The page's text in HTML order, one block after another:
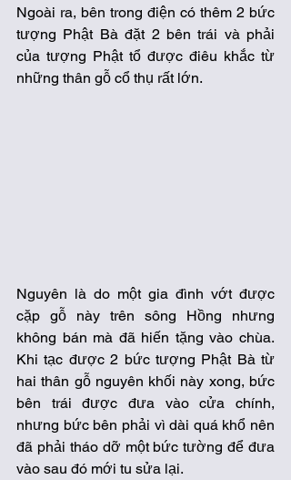
Ngoài ra, bên trong điện có thêm 2 bức
tượng Phật Bà đặt 2 bên trái và phải
của tượng Phật tổ được điêu khắc từ
những thân gỗ cổ thụ rất lớn.
Nguyên là do một gia đình vớt được
cặp gỗ này trên sông Hồng nhưng
không bán mà đã hiến tặng vào chùa.
Khi tạc được 2 bức tượng Phật Bà từ
hai thân gỗ nguyên khối này xong, bức
bên trái được đưa vào cửa chính,
nhưng bức bên phải vì dài quá khổ nên
đã phải tháo dỡ một bức tường để đưa
vào sau đó mới tu sửa lại.